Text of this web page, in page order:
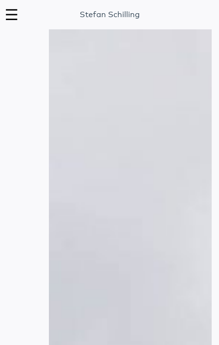
Stefan Schilling